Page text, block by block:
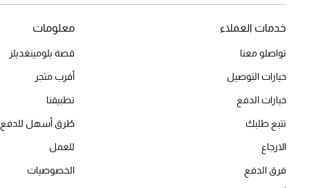
خدمات العملاء
تواصلو معنا
خيارات التوصيل
خيارات الدفع
تتبع طلبك
الارجاع
فرق الدفع
معلومات
قصة بلومينغديلز
أقرب متجر
تطبيقنا
طُرق أسهل للدفع
للعمل
الخصوصيات